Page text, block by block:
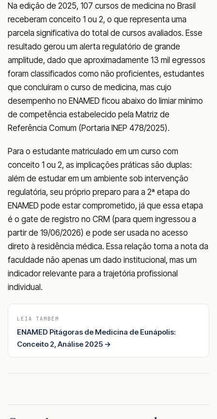
Na edição de 2025, 107 cursos de medicina no Brasil
receberam conceito 1 ou 2, o que representa uma
parcela significativa do total de cursos avaliados. Esse
resultado gerou um alerta regulatório de grande
amplitude, dado que aproximadamente 13 mil egressos
foram classificados como não proficientes, estudantes
que concluíram o curso de medicina, mas cujo
desempenho no ENAMED ficou abaixo do limiar mínimo
de competência estabelecido pela Matriz de
Referência Comum (Portaria INEP 478/2025).
Para o estudante matriculado em um curso com
conceito 1 ou 2, as implicações práticas são duplas:
além de estudar em um ambiente sob intervenção
regulatória, seu próprio preparo para a 2ª etapa do
ENAMED pode estar comprometido, já que essa etapa
é o gate de registro no CRM (para quem ingressou a
partir de 19/06/2026) e pode ser usada no acesso
direto à residência médica. Essa relação torna a nota da
faculdade não apenas um dado institucional, mas um
indicador relevante para a trajetória profissional
individual.
LEIA TAMBÉM
ENAMED Pitágoras de Medicina de Eunápolis:
Conceito 2, Análise 2025 →